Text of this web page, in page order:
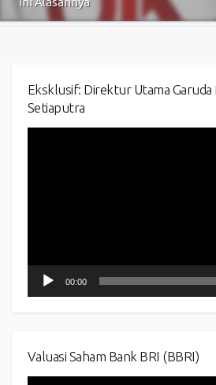
Eksklusif: Direktur Utama
Setiaputra
00:00
Valuasi Saham Bank BRI (BBRI)